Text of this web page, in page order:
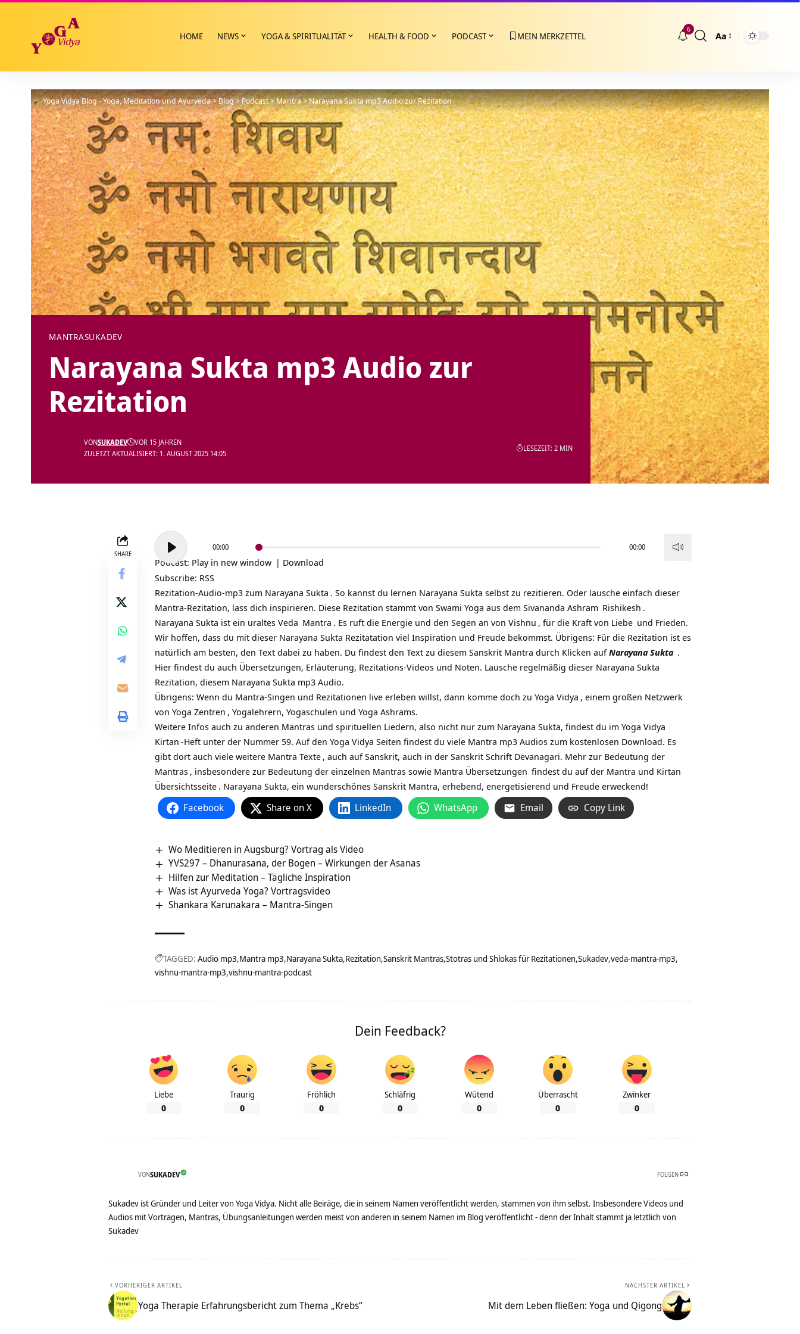
HOME NEWS YOGA & SPIRITUALITÄT HEALTH & FOOD PODCAST MEIN MERKZETTEL
6
Größenänderung
Aa
Yoga Vidya Blog - Yoga, Meditation und Ayurveda>Blog>Podcast>Mantra>Narayana Sukta mp3 Audio zur Rezitation
MANTRASUKADEV
Narayana Sukta mp3 Audio zur
Rezitation
ZULETZT AKTUALISIERT: 1. AUGUST 2025 14:05
VONSUKADEV VOR 15 JAHREN
LESEZEIT: 2 MIN
SHARE
Audio-
Player
00:00 00:00
Podcast: Play in new window | Download
Subscribe: RSS
Rezitation-Audio-mp3 zum Narayana Sukta . So kannst du lernen Narayana Sukta selbst zu rezitieren. Oder lausche einfach dieser
Mantra-Rezitation, lass dich inspirieren. Diese Rezitation stammt von Swami Yoga aus dem Sivananda Ashram Rishikesh .
Narayana Sukta ist ein uraltes Veda Mantra . Es ruft die Energie und den Segen an von Vishnu , für die Kraft von Liebe und Frieden.
Wir hoffen, dass du mit dieser Narayana Sukta Rezitatation viel Inspiration und Freude bekommst. Übrigens: Für die Rezitation ist es
natürlich am besten, den Text dabei zu haben. Du findest den Text zu diesem Sanskrit Mantra durch Klicken aufNarayana Sukta .
Hier findest du auch Übersetzungen, Erläuterung, Rezitations-Videos und Noten. Lausche regelmäßig dieser Narayana Sukta
Rezitation, diesem Narayana Sukta mp3 Audio.
Übrigens: Wenn du Mantra-Singen und Rezitationen live erleben willst, dann komme doch zu Yoga Vidya , einem großen Netzwerk
von Yoga Zentren , Yogalehrern, Yogaschulen und Yoga Ashrams.
Weitere Infos auch zu anderen Mantras und spirituellen Liedern, also nicht nur zum Narayana Sukta, findest du im Yoga Vidya
Kirtan -Heft unter der Nummer 59. Auf den Yoga Vidya Seiten findest du viele Mantra mp3 Audios zum kostenlosen Download. Es
gibt dort auch viele weitere Mantra Texte , auch auf Sanskrit, auch in der Sanskrit Schrift Devanagari. Mehr zur Bedeutung der
Mantras , insbesondere zur Bedeutung der einzelnen Mantras sowie Mantra Übersetzungen findest du aufder Mantra und Kirtan
Übersichtsseite . Narayana Sukta, ein wunderschönes Sanskrit Mantra, erhebend, energetisierend und Freude erweckend!
Facebook Share on X LinkedIn WhatsApp Email Copy Link
Wo Meditieren in Augsburg? Vortrag als Video
YVS297 – Dhanurasana, der Bogen – Wirkungen der Asanas
Hilfen zur Meditation – Tägliche Inspiration
Was ist Ayurveda Yoga? Vortragsvideo
Shankara Karunakara – Mantra-Singen
TAGGED: Audio mp3 Mantra mp3 Narayana Sukta Rezitation Sanskrit Mantras Stotras und Shlokas für Rezitationen Sukadev veda-mantra-mp3
vishnu-mantra-mp3 vishnu-mantra-podcast
Dein Feedback?
Liebe
0
Traurig
0
Fröhlich
0
Schläfrig
0
Wütend
0
Überrascht
0
Zwinker
0
VONSUKADEV FOLGEN
Sukadev ist Gründer und Leiter von Yoga Vidya. Nicht alle Beiräge, die in seinem Namen veröffentlicht werden, stammen von ihm selbst. Insbesondere Videos und
Audios mit Vorträgen, Mantras, Übungsanleitungen werden meist von anderen in seinem Namen im Blog veröffentlicht - denn der Inhalt stammt ja letztlich von
Sukadev
VORHERIGER ARTIKEL
Yoga Therapie Erfahrungsbericht zum Thema „Krebs“
NÄCHSTER ARTIKEL
Mit dem Leben fließen: Yoga und Qigong